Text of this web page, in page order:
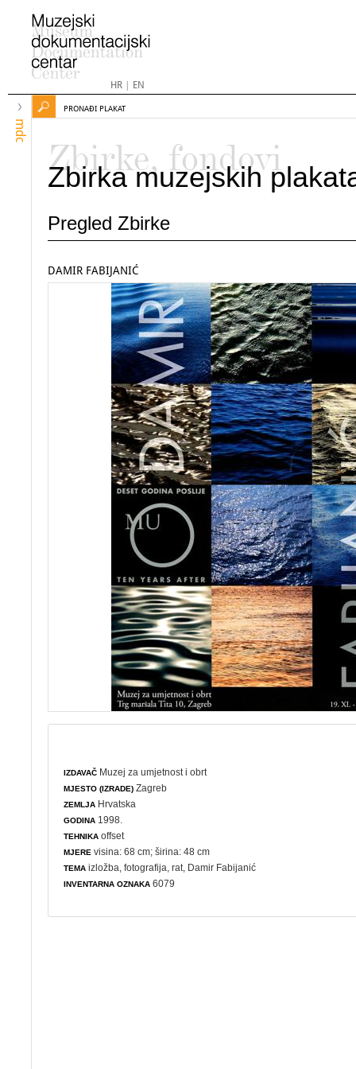
HR| EN
mdc
PRONAĐI PLAKAT
Zbirke, fondovi
Zbirka muzejskih
Pregled Zbirke
DAMIR FABIJANIĆ
IZDAVAČ Muzej za umjetnost i obrt
MJESTO (IZRADE) Zagreb
ZEMLJA Hrvatska
GODINA 1998.
TEHNIKA offset
MJERE visina: 68 cm; širina: 48 cm
TEMA izložba ,fotografija ,rat , Damir Fabijanić
INVENTARNA OZNAKA 6079